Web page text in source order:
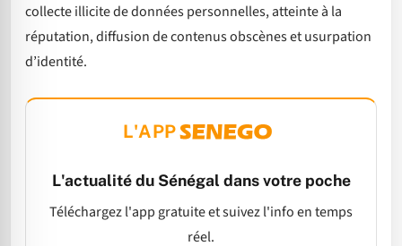
collecte illicite de données personnelles, atteinte à la
réputation, diffusion de contenus obscènes et usurpation
d’identité.
L'APP
L'actualité du Sénégal dans votre poche
Téléchargez l'app gratuite et suivez l'info en temps
réel.